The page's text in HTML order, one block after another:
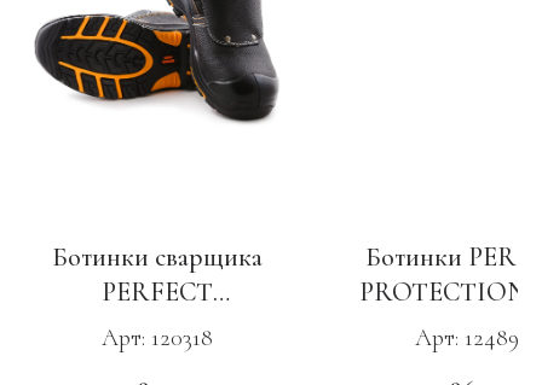
Ботинки сварщика
PERFECT
PROTECTION, ПУ-
Нитрил, КП и АС
Арт: 120318
Ботинки
Нитрил, КП
Арт: 124896